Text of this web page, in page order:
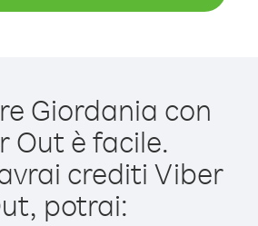
Giordania con
Out è facile.
crediti Viber
potrai: